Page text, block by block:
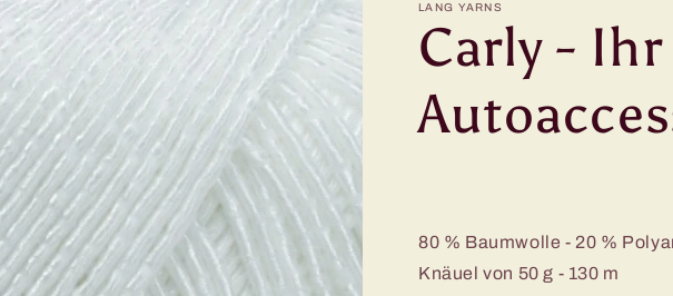
LANG YARNS
Carly -
80 % Baumwolle - 20 %
Knäuel von 50 g - 130 m